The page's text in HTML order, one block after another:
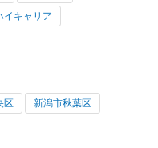
イキャリア
区 新潟市秋葉区